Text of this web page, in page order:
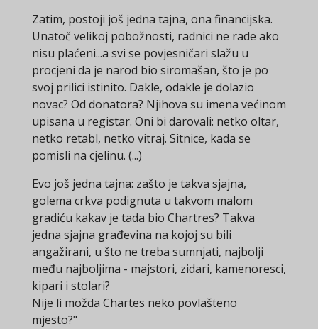
Zatim, postoji još jedna tajna, ona financijska.
Unatoč velikoj pobožnosti, radnici ne rade ako
nisu plaćeni...a svi se povjesničari slažu u
procjeni da je narod bio siromašan, što je po
svoj prilici istinito. Dakle, odakle je dolazio
novac? Od donatora? Njihova su imena većinom
upisana u registar. Oni bi darovali: netko oltar,
netko retabl, netko vitraj. Sitnice, kada se
pomisli na cjelinu. (...)
Evo još jedna tajna: zašto je takva sjajna,
golema crkva podignuta u takvom malom
gradiću kakav je tada bio Chartres? Takva
jedna sjajna građevina na kojoj su bili
angažirani, u što ne treba sumnjati, najbolji
među najboljima - majstori, zidari, kamenoresci,
kipari i stolari?
Nije li možda Chartes neko povlašteno
mjesto?"